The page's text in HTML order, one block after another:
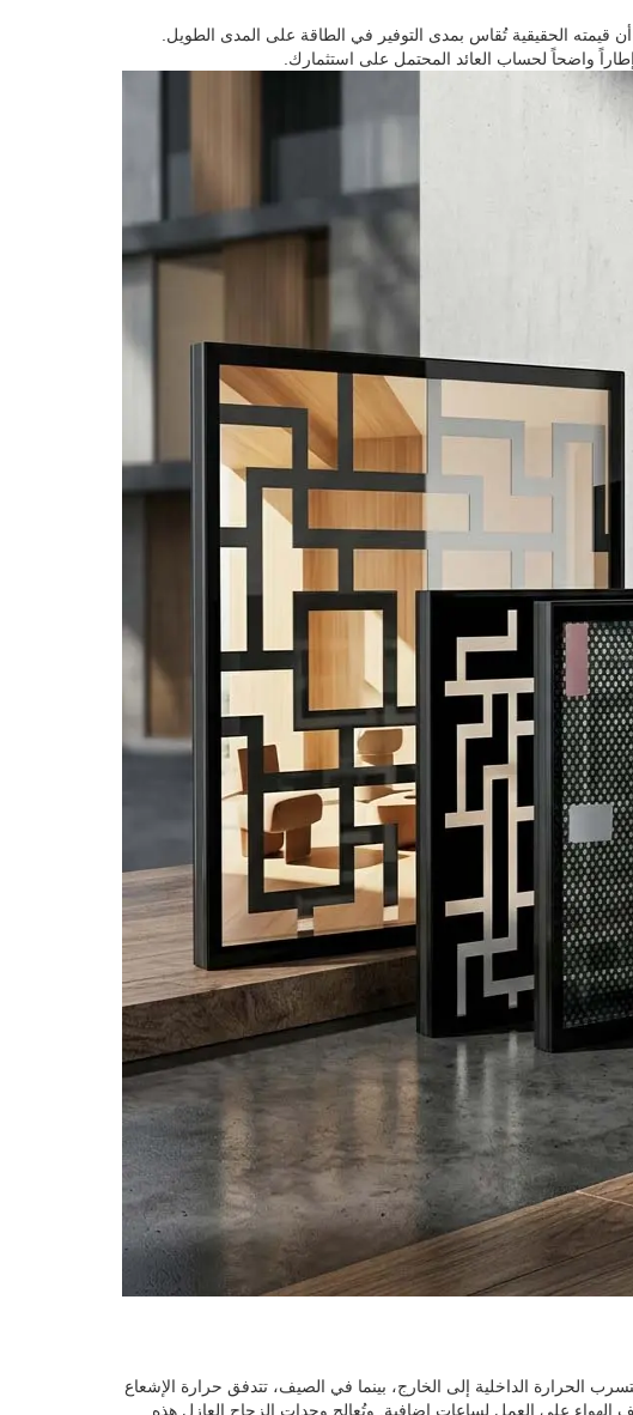
قيمته الحقيقية تُقاس بمدى التوفير في الطاقة على المدى الطويل.
واضحاً لحساب العائد المحتمل على استثمارك.
الحرارة الداخلية إلى الخارج، بينما في الصيف، تتدفق حرارة الإشعاع
الهواء على العمل لساعات إضافية. وتُعالج وحدات الزجاج العازل هذه